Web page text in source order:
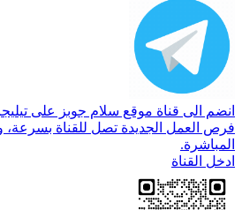
انضم الى قناة موقع سلام جوبز على
فرص العمل الجديدة تصل للقناة بسرعة،
المباشرة.
ادخل القناة